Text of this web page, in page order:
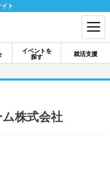
ト
イベントを
探す
就活支援
ログイン
株式会社